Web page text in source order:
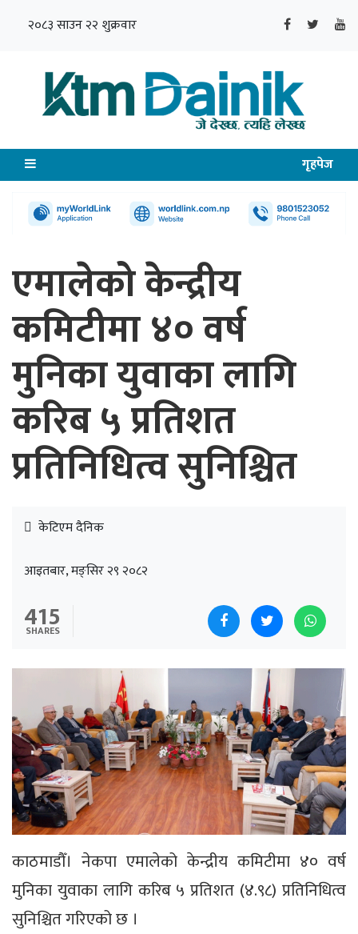
२०८३ साउन २२ शुक्रवार
गृहपेज
एमालेको केन्द्रीय
कमिटीमा ४० वर्ष
मुनिका युवाका लागि
करिब ५ प्रतिशत
प्रतिनिधित्व सुनिश्चित
केटिएम दैनिक
आइतबार, मङ्सिर २९ २०८२
415
SHARES
काठमाडौँ। नेकपा एमालेको केन्द्रीय कमिटीमा ४० वर्ष
मुनिका युवाका लागि करिब ५ प्रतिशत (४.९८) प्रतिनिधित्व
सुनिश्चित गरिएको छ ।